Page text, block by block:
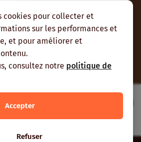
cookies pour collecter et
sur les performances et
et pour améliorer et
consultez notre politique de
Accepter
Refuser
abonner à nos flux RSS et nous
sociaux.
soutien de l’Agence